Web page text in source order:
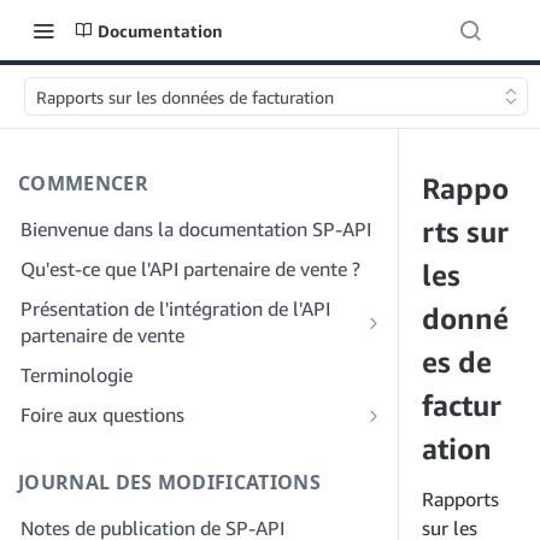
Documentation
Rapports sur les données de facturation
COMMENCER
Bienvenue dans la documentation SP-API
Qu'est-ce que l'API partenaire de vente ?
Présentation de l'intégration de l'API
partenaire de vente
Intégration en tant que développeur
développeur
Intégration en tant que fournisseur de
d'enregistrement et d'autorisation des
fournisseurs de services
Terminologie
Foire aux questions
FAQ sur le portail des fournisseurs de
JOURNAL DES MODIFICATIONS
Notes de publication de SP-API
Rappo
rts sur
les
donné
es de
factur
ation
Rapports
sur les